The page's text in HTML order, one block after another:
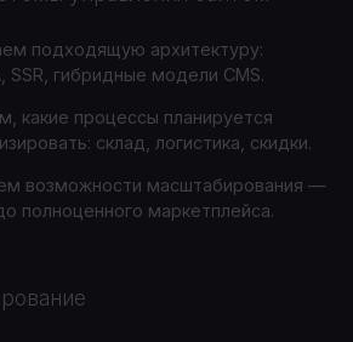
подходящую архитектуру:
SSR, гибридные модели CMS.
какие процессы планируется
склад, логистика, скидки.
возможности масштабирования —
полноценного маркетплейса.